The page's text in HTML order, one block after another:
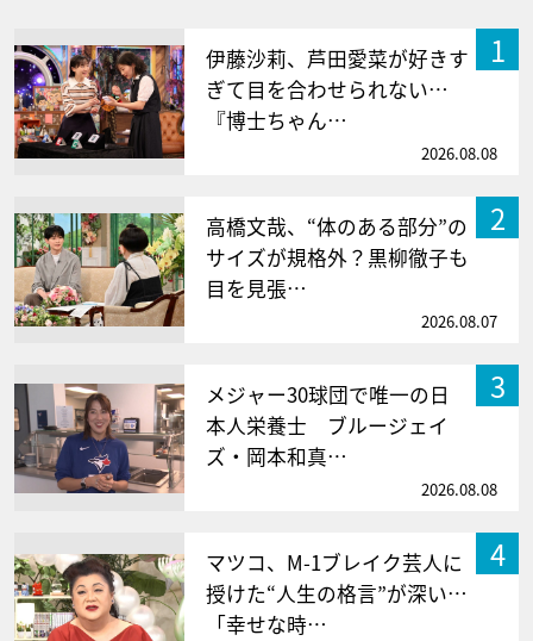
1
伊藤沙莉、芦田愛菜が好きす
ぎて目を合わせられない…
『博士ちゃん…
2026.08.08
2
高橋文哉、“体のある部分”の
サイズが規格外？黒柳徹子も
目を見張…
2026.08.07
3
メジャー30球団で唯一の日
本人栄養士 ブルージェイ
ズ・岡本和真…
2026.08.08
4
マツコ、M-1ブレイク芸人に
授けた“人生の格言”が深い…
「幸せな時…